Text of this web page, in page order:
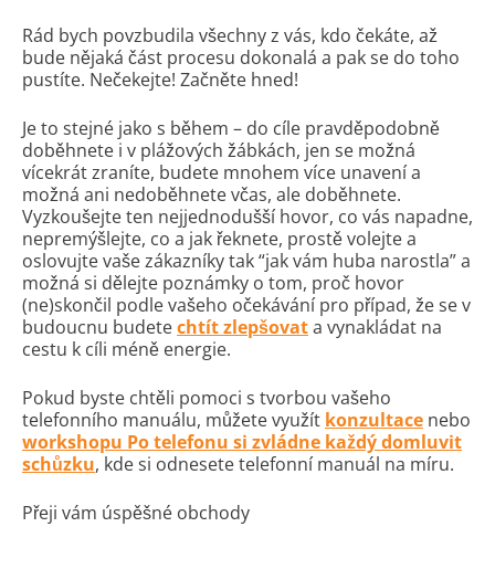
Rád bych povzbudila všechny z vás, kdo čekáte, až
bude nějaká část procesu dokonalá a pak se do toho
pustíte. Nečekejte! Začněte hned!
Je to stejné jako s během – do cíle pravděpodobně
doběhnete i v plážových žábkách, jen se možná
vícekrát zraníte, budete mnohem více unavení a
možná ani nedoběhnete včas, ale doběhnete.
Vyzkoušejte ten nejjednodušší hovor, co vás napadne,
nepremýšlejte, co a jak řeknete, prostě volejte a
oslovujte vaše zákazníky tak “jak vám huba narostla” a
možná si dělejte poznámky o tom, proč hovor
(ne)skončil podle vašeho očekávání pro případ, že se v
budoucnu budetechtít zlepšovata vynakládat na
cestu k cíli méně energie.
Pokud byste chtěli pomoci s tvorbou vašeho
telefonního manuálu, můžete využít konzultace nebo
workshopu Po telefonu si zvládne každý domluvit
schůzku, kde si odnesete telefonní manuál na míru.
Přeji vám úspěšné obchody